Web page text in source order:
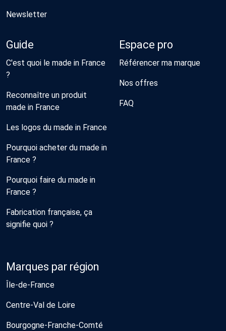
Newsletter
Guide
C'est quoi le made in France
?
Reconnaître un produit
made in France
Les logos du made in France
Pourquoi acheter du made in
France ?
Pourquoi faire du made in
France ?
Fabrication française, ça
signifie quoi ?
Espace pro
Référencer ma marque
Nos offres
FAQ
Marques par région
Île-de-France
Centre-Val de Loire
Bourgogne-Franche-Comté